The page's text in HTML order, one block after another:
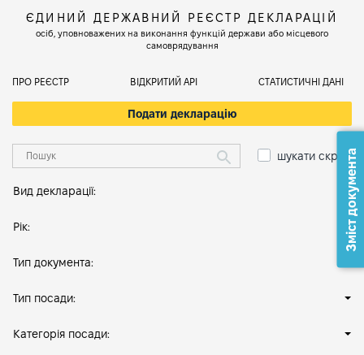
ЄДИНИЙ ДЕРЖАВНИЙ РЕЄСТР ДЕКЛАРАЦІЙ
осіб, уповноважених на виконання функцій держави або місцевого
самоврядування
ПРО РЕЄСТР ВІДКРИТИЙ АРІ СТАТИСТИЧНІ ДАНІ
Подати декларацію
шукати скрізь
Вид декларації:
Рік:
Тип документа:
Тип посади:
Категорія посади:
Зміст документа